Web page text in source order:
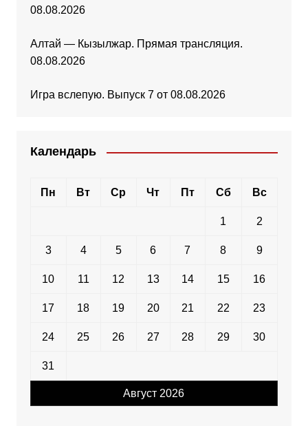
08.08.2026
Алтай — Кызылжар. Прямая трансляция.
08.08.2026
Игра вслепую. Выпуск 7 от 08.08.2026
Календарь
Август 2026
Пн Вт Ср Чт Пт Сб Вс
1 2
3 4 5 6 7 8 9
10 11 12 13 14 15 16
17 18 19 20 21 22 23
24 25 26 27 28 29 30
31